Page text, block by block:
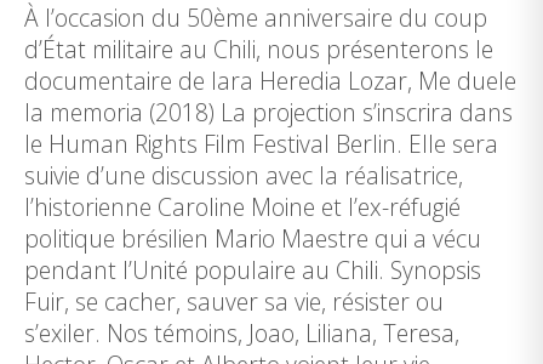
À l’occasion du 50ème anniversaire du coup
d’État militaire au Chili, nous présenterons le
documentaire de Iara Heredia Lozar, Me duele
la memoria (2018) La projection s’inscrira dans
le Human Rights Film Festival Berlin. Elle sera
suivie d’une discussion avec la réalisatrice,
l’historienne Caroline Moine et l’ex-réfugié
politique brésilien Mario Maestre qui a vécu
pendant l’Unité populaire au Chili. Synopsis
Fuir, se cacher, sauver sa vie, résister ou
s’exiler. Nos témoins, Joao, Liliana, Teresa,